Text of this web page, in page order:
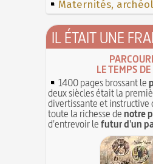
Maternités,
IL ÉTAIT UNE
LE TEMPS
1400 pages brossant le
deux siècles était la
divertissante et
toute la richesse denotre
d'entrevoir lefutur d'un